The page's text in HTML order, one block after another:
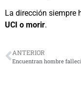
La dirección siempre
UCI o morir.
ANTERIOR
Encuentran hombre